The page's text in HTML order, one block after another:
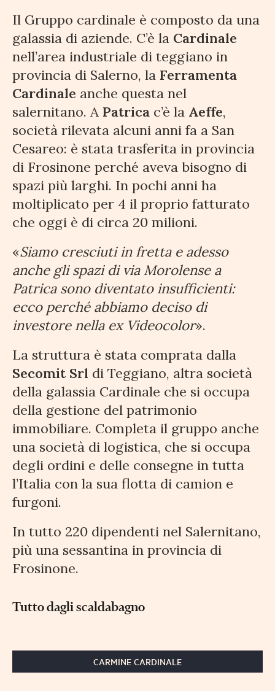
Il Gruppo cardinale è composto da una
galassia di aziende. C’è la Cardinale
nell’area industriale di teggiano in
provincia di Salerno, la Ferramenta
Cardinale anche questa nel
salernitano. A Patrica c’è la Aeffe,
società rilevata alcuni anni fa a San
Cesareo: è stata trasferita in provincia
di Frosinone perché aveva bisogno di
spazi più larghi. In pochi anni ha
moltiplicato per 4 il proprio fatturato
che oggi è di circa 20 milioni.
«Siamo cresciuti in fretta e adesso
anche gli spazi di via Morolense a
Patrica sono diventato insufficienti:
ecco perché abbiamo deciso di
investore nella ex Videocolor».
La struttura è stata comprata dalla
Secomit Srl di Teggiano, altra società
della galassia Cardinale che si occupa
della gestione del patrimonio
immobiliare. Completa il gruppo anche
una società di logistica, che si occupa
degli ordini e delle consegne in tutta
l’Italia con la sua flotta di camion e
furgoni.
In tutto 220 dipendenti nel Salernitano,
più una sessantina in provincia di
Frosinone.
Tutto dagli scaldabagno
CARMINE CARDINALE